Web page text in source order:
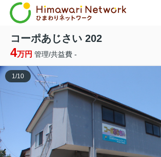
コーポあじさい 202
4万円 管理/共益費 -
1/10